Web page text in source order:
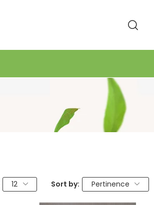
12 Sort by: Pertinence